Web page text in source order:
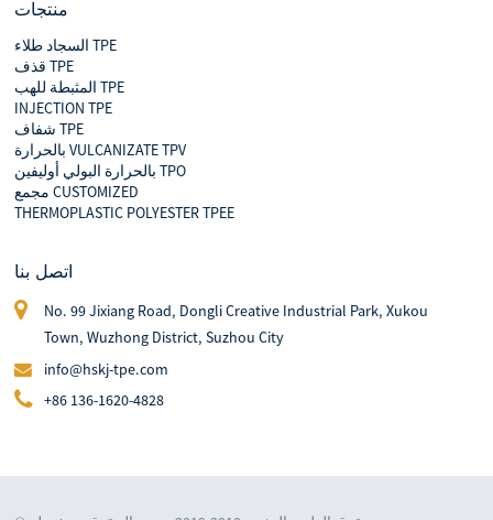
منتجات
السجاد طلاء TPE
قذف TPE
المثبطة للهب TPE
INJECTION TPE
شفاف TPE
بالحرارة VULCANIZATE TPV
بالحرارة البولي أوليفين TPO
مجمع CUSTOMIZED
THERMOPLASTIC POLYESTER TPEE
اتصل بنا
No. 99 Jixiang Road, Dongli Creative Industrial Park, Xukou
Town, Wuzhong District, Suzhou City
info@hskj-tpe.com
+86 136-1620-4828